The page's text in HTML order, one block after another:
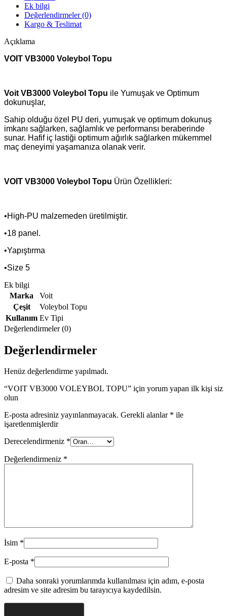
Ek bilgi
Değerlendirmeler (0)
Kargo & Teslimat
Açıklama
VOIT VB3000 Voleybol Topu
Voit VB3000 Voleybol Topu ile Yumuşak ve Optimum
dokunuşlar,
Sahip olduğu özel PU deri, yumuşak ve optimum dokunuş
imkanı sağlarken, sağlamlık ve performansı beraberinde
sunar. Hafif iç lastiği optimum ağırlık sağlarken mükemmel
maç deneyimi yaşamanıza olanak verir.
VOIT VB3000 Voleybol Topu Ürün Özellikleri:
•High-PU malzemeden üretilmiştir.
•18 panel.
•Yapıştırma
•Size 5
Ek bilgi
Marka
Voit
Çeşit
Voleybol Topu
Kullanım Ev Tipi
Değerlendirmeler (0)
Değerlendirmeler
Henüz değerlendirme yapılmadı.
“VOIT VB3000 VOLEYBOL TOPU” için yorum yapan ilk kişi siz
olun
E-posta adresiniz yayınlanmayacak. Gerekli alanlar * ile
işaretlenmişlerdir
Derecelendirmeniz *
Değerlendirmeniz *
İsim *
E-posta *
Daha sonraki yorumlarımda kullanılması için adım, e-posta
adresim ve site adresim bu tarayıcıya kaydedilsin.